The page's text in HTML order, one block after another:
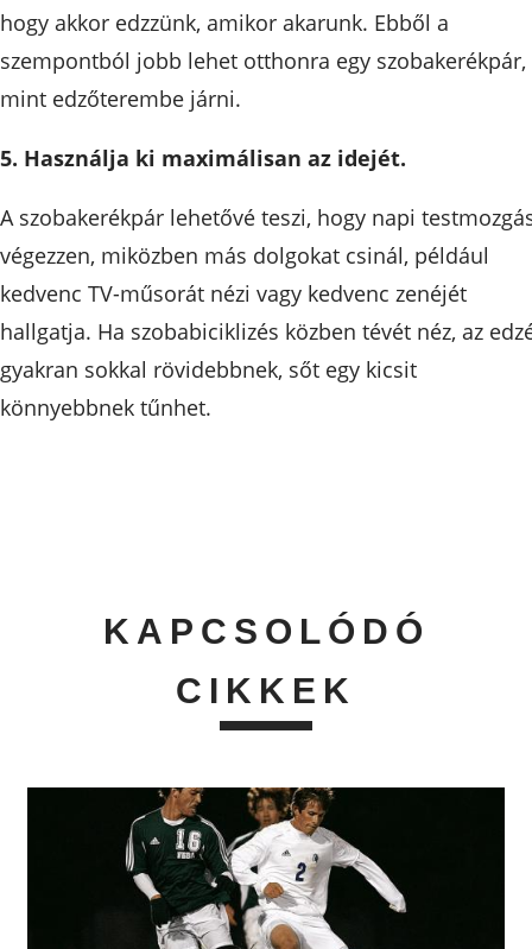
hogy akkor edzzünk, amikor akarunk. Ebből a
szempontból jobb lehet otthonra egy szobakerékpár,
mint edzőterembe járni.
5. Használja ki maximálisan az idejét.
A szobakerékpár lehetővé teszi, hogy napi
végezzen, miközben más dolgokat csinál, például
kedvenc TV-műsorát nézi vagy kedvenc zenéjét
hallgatja. Ha szobabiciklizés közben tévét néz, az
gyakran sokkal rövidebbnek, sőt egy kicsit
könnyebbnek tűnhet.
KAPCSOLÓDÓ
CIKKEK